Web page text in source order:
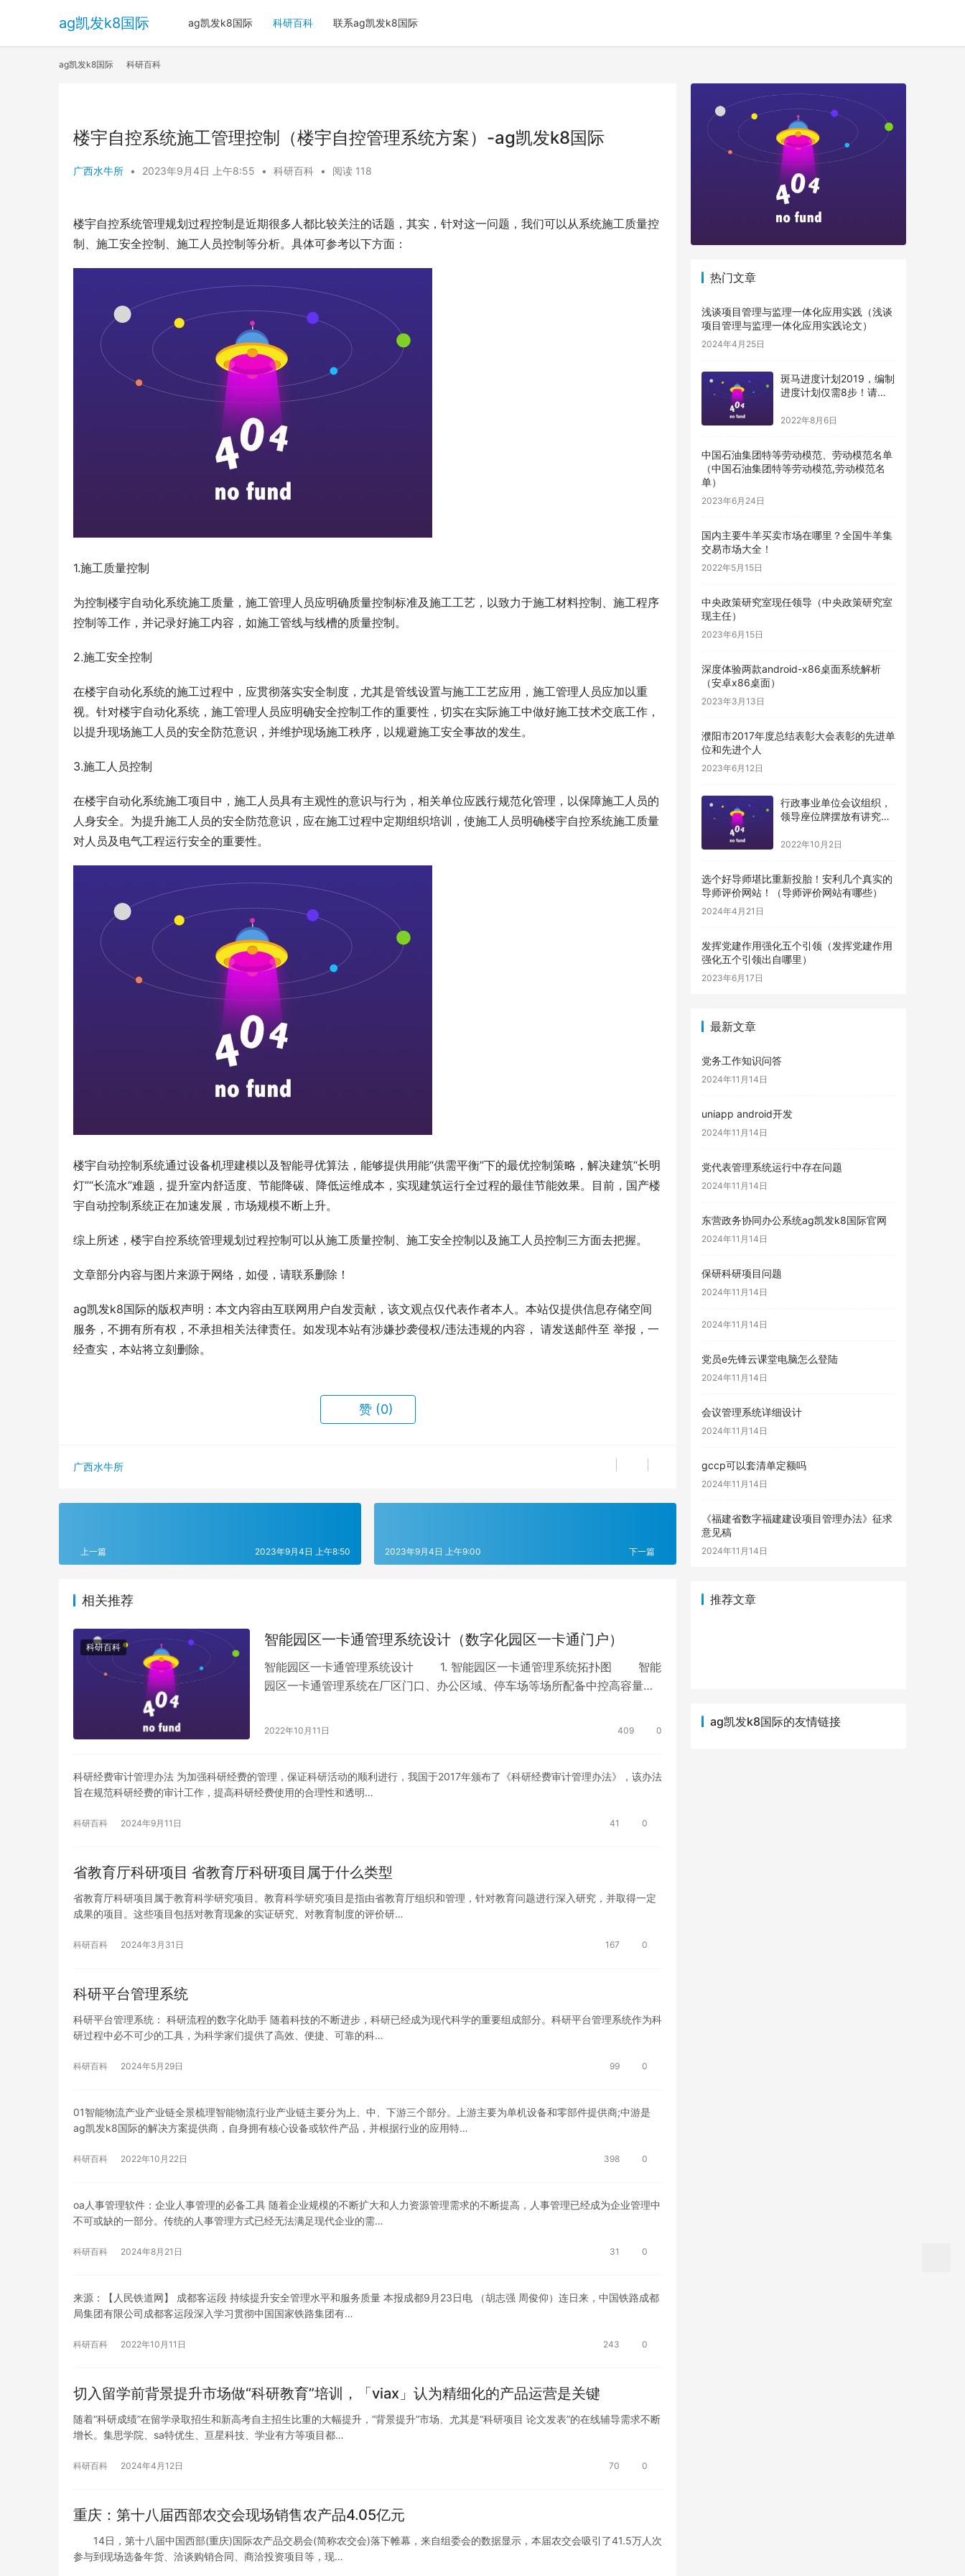
ag凯发k8国际 ag凯发k8国际 科研百科 联系ag凯发k8国际
ag凯发k8国际 科研百科
楼宇自控系统施工管理控制（楼宇自控管理系统方案）-ag凯发k8国际
广西水牛所 • 2023年9月4日 上午8:55 • 科研百科 • 阅读 118
楼宇自控系统管理规划过程控制是近期很多人都比较关注的话题，其实，针对这一问题，我们可以从系统施工质量控
制、施工安全控制、施工人员控制等分析。具体可参考以下方面：
1.施工质量控制
为控制楼宇自动化系统施工质量，施工管理人员应明确质量控制标准及施工工艺，以致力于施工材料控制、 施工程序
控制等工作，并记录好施工内容，如施工管线与线槽的质量控制。
2.施工安全控制
在楼宇自动化系统的施工过程中，应贯彻落实安全制度，尤其是管线设置与施工工艺应用，施工管理人员应加以重
视。针对楼宇自动化系统，施工管理人员应明确安全控制工作的重要性，切实在实际施工中做好施工技术交底工作，
以提升现场施工人员的安全防范意识，并维护现场施工秩序，以规避施工安全事故的发生。
3.施工人员控制
在楼宇自动化系统施工项目中，施工人员具有主观性的意识与行为，相关单位应践行规范化管理，以保障施工人员的
人身安全。为提升施工人员的安全防范意识，应在施工过程中定期组织培训，使施工人员明确楼宇自控系统施工质量
对人员及 电气工程运行安全的重要性。
楼宇自动控制系统通过设备机理建模以及智能寻优算法，能够提供用能“供需平衡”下的最优控制策略，解决建筑“长明
灯”“长流水”难题，提升室内舒适度、节能降碳、降低运维成本，实现建筑运行全过程的最佳节能效果。目前，国产楼
宇自动控制系统正在加速发展，市场规模不断上升。
综上所述 ，楼宇自控系统管理规划过程控制可以从施工质量控制、施工安全控制以及施工人员控制三方面去把握。
文章部分内容与图片来源于网络，如侵，请联系删除！
ag凯发k8国际的版权声明：本文内容由互联网用户自发贡献，该文观点仅代表作者本人。本站仅提供信息存储空间
服务，不拥有所有权，不承担相关法律责任。如发现本站有涉嫌抄袭侵权/违法违规的内容， 请发送邮件至 举报，一
经查实，本站将立刻删除。
赞 (0)
广西水牛所
上一篇 2023年9月4日 上午8:50 下一篇
2023年9月4日 上午9:00
相关推荐
科研百科 智能园区一卡通管理系统设计（数字化园区一卡通门户）
智能园区一卡通管理系统设计 1. 智能园区一卡通管理系统拓扑图 智能
园区一卡通管理系统在厂区门口、办公区域、停车场等场所配备中控高容量指
2022年10月11日 409 0
科研经费审计管理办法 为加强科研经费的管理，保证科研活动的顺利进行，我国于2017年颁布了《科研经费审计管理办法》，该办法
旨在规范科研经费的审计工作，提高科研经费使用的合理性和透明…
科研百科 2024年9月11日 41 0
省教育厅科研项目 省教育厅科研项目属于什么类型
省教育厅科研项目属于教育科学研究项目。教育科学研究项目是指由省教育厅组织和管理，针对教育问题进行深入研究，并取得一定
成果的项目。这些项目包括对教育现象的实证研究、对教育制度的评价研…
科研百科 2024年3月31日 167 0
科研平台管理系统
科研平台管理系统： 科研流程的数字化助手 随着科技的不断进步，科研已经成为现代科学的重要组成部分。科研平台管理系统作为科
研过程中必不可少的工具，为科学家们提供了高效、便捷、可靠的科…
科研百科 2024年5月29日 99 0
01智能物流产业产业链全景梳理智能物流行业产业链主要分为上、中、下游三个部分。上游主要为单机设备和零部件提供商;中游是
ag凯发k8国际的解决方案提供商，自身拥有核心设备或软件产品，并根据行业的应用特…
科研百科 2022年10月22日 398 0
oa人事管理软件：企业人事管理的必备工具 随着企业规模的不断扩大和人力资源管理需求的不断提高，人事管理已经成为企业管理中
不可或缺的一部分。传统的人事管理方式已经无法满足现代企业的需…
科研百科 2024年8月21日 31 0
来源：【人民铁道网】 成都客运段 持续提升安全管理水平和服务质量 本报成都9月23日电 （胡志强 周俊仰）连日来，中国铁路成都
局集团有限公司成都客运段深入学习贯彻中国国家铁路集团有…
科研百科 2022年10月11日 243 0
切入留学前背景提升市场做“科研教育”培训，「viax」认为精细化的产品运营是关键
随着“科研成绩”在留学录取招生和新高考自主招生比重的大幅提升，“背景提升”市场、尤其是“科研项目 论文发表”的在线辅导需求不断
增长。集思学院、sa特优生、亘星科技、学业有方等项目都…
科研百科 2024年4月12日 70 0
重庆：第十八届西部农交会现场销售农产品4.05亿元
14日，第十八届中国西部(重庆)国际农产品交易会(简称农交会)落下帷幕，来自组委会的数据显示，本届农交会吸引了41.5万人次
参与到现场选备年货、洽谈购销合同、商洽投资项目等，现…
热门文章
浅谈项目管理与监理一体化应用实践（浅谈
项目管理与监理一体化应用实践论文）
2024年4月25日
斑马进度计划2019，编制
进度计划仅需8步！请收
骤）
2022年8月6日
中国石油集团特等劳动模范、劳动模范名单
（中国石油集团特等劳动模范,劳动模范名
单）
2023年6月24日
国内主要牛羊买卖市场在哪里？全国牛羊集
交易市场大全！
2022年5月15日
中央政策研究室现任领导（中央政策研究室
现主任）
2023年6月15日
深度体验两款android-x86桌面系统解析
（安卓x86桌面）
2023年3月13日
濮阳市2017年度总结表彰大会表彰的先进单
位和先进个人
2023年6月12日
行政事业单位会议组织，
领导座位牌摆放有讲究，
放顺序）
2022年10月2日
选个好导师堪比重新投胎！安利几个真实的
导师评价网站！（导师评价网站有哪些）
2024年4月21日
发挥党建作用强化五个引领（发挥党建作用
强化五个引领出自哪里）
2023年6月17日
最新文章
党务工作知识问答
2024年11月14日
uniapp android开发
2024年11月14日
党代表管理系统运行中存在问题
2024年11月14日
东营政务协同办公系统ag凯发k8国际官网
2024年11月14日
保研科研项目问题
2024年11月14日
2024年11月14日
党员e先锋云课堂电脑怎么登陆
2024年11月14日
会议管理系统详细设计
2024年11月14日
gccp可以套清单定额吗
2024年11月14日
《福建省数字福建建设项目管理办法》征求
意见稿
2024年11月14日
推荐文章
ag凯发k8国际的友情链接